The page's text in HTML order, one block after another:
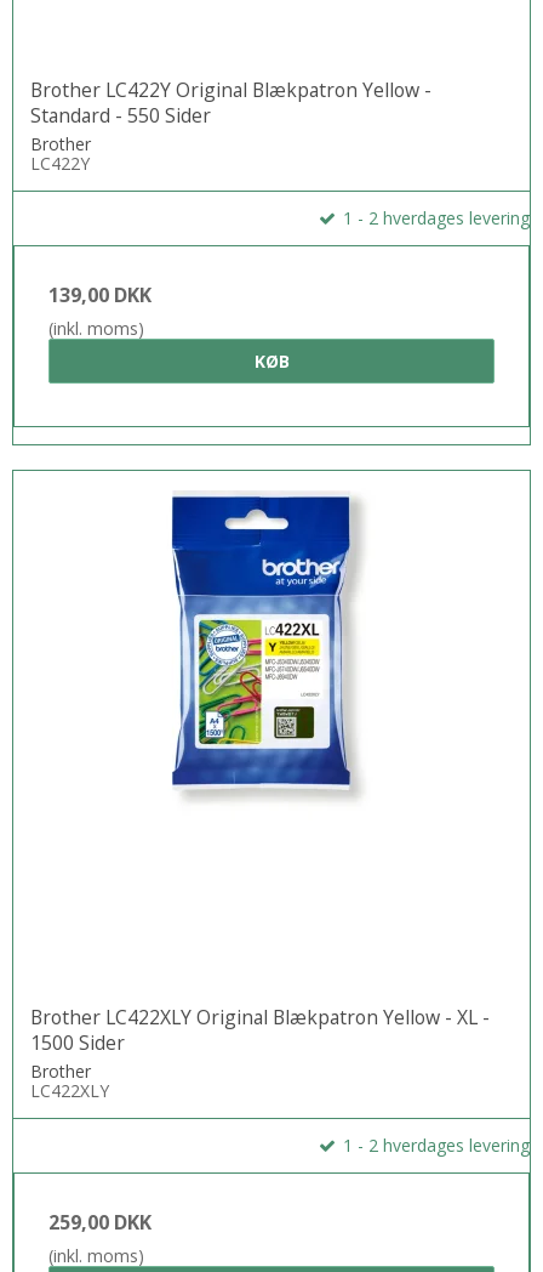
Brother LC422Y Original Blækpatron Yellow -
Standard - 550 Sider
Brother
LC422Y
1 - 2 hverdages levering
139,00 DKK
(inkl. moms)
KØB
Brother LC422XLY Original Blækpatron Yellow - XL -
1500 Sider
Brother
LC422XLY
1 - 2 hverdages levering
259,00 DKK
(inkl. moms)